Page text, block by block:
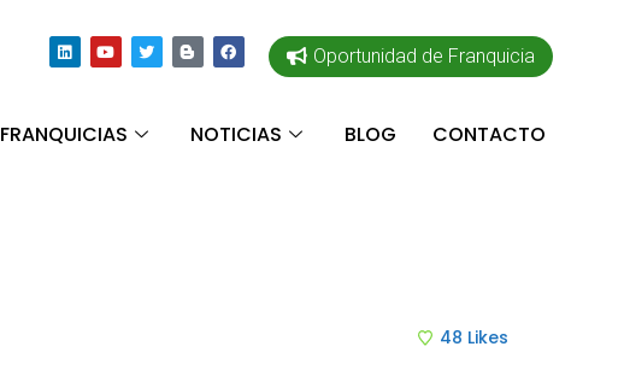
Oportunidad de Franquicia
FRANQUICIAS NOTICIAS BLOG CONTACTO
48 Likes